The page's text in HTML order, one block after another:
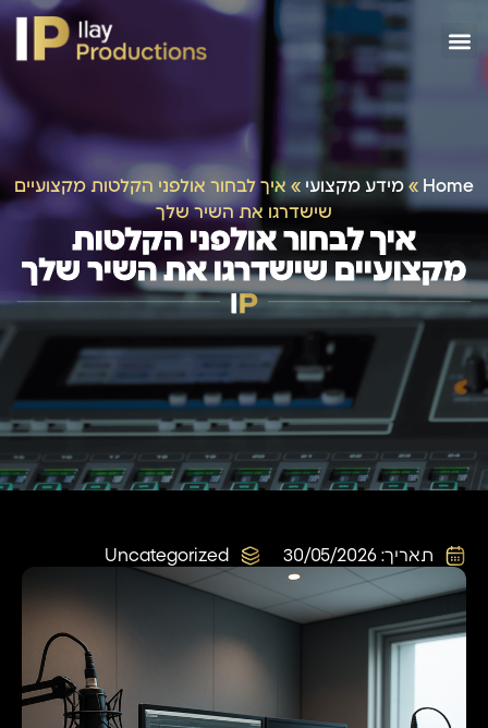
Home
» מידע מקצועי » איך לבחור אולפני הקלטות מקצועיים
שישדרגו את השיר שלך
איך לבחור אולפני הקלטות
מקצועיים שישדרגו את השיר שלך
תאריך: 30/05/2026
Uncategorized